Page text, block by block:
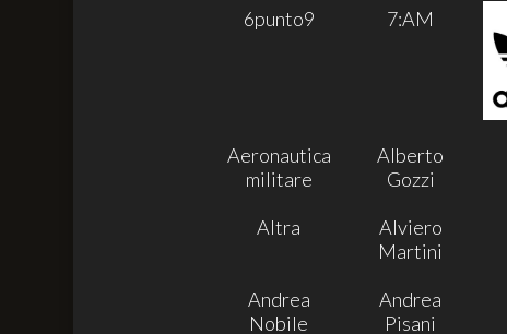
6punto9 7:AM
Aeronautica
militare
Alberto
Gozzi
Altra
Alviero
Martini
Andrea
Nobile
Andrea
Pisani